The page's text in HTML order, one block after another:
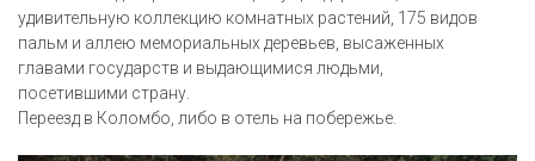
удивительную коллекцию комнатных растений, 175 видов
пальм и аллею мемориальных деревьев, высаженных
главами государств и выдающимися людьми,
посетившими страну.
Переезд в Коломбо, либо в отель на побережье.